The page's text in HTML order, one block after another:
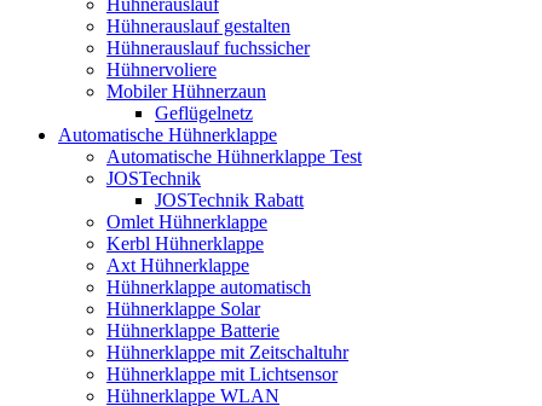
Hühnerauslauf
Hühnerauslauf gestalten
Hühnerauslauf fuchssicher
Hühnervoliere
Mobiler Hühnerzaun
Geflügelnetz
Automatische Hühnerklappe
Automatische Hühnerklappe Test
JOSTechnik
JOSTechnik Rabatt
Omlet Hühnerklappe
Kerbl Hühnerklappe
Axt Hühnerklappe
Hühnerklappe automatisch
Hühnerklappe Solar
Hühnerklappe Batterie
Hühnerklappe mit Zeitschaltuhr
Hühnerklappe mit Lichtsensor
Hühnerklappe WLAN